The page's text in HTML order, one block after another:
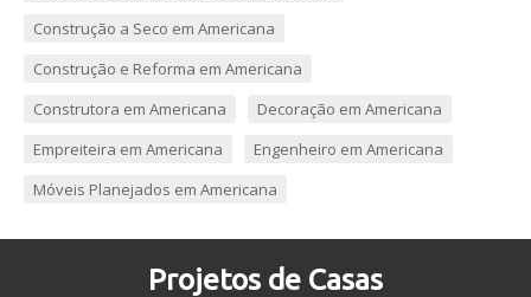
Construção a Seco em Americana
Construção e Reforma em Americana
Construtora em Americana
Decoração em Americana
Empreiteira em Americana
Engenheiro em Americana
Móveis Planejados em Americana
Projetos de Casas